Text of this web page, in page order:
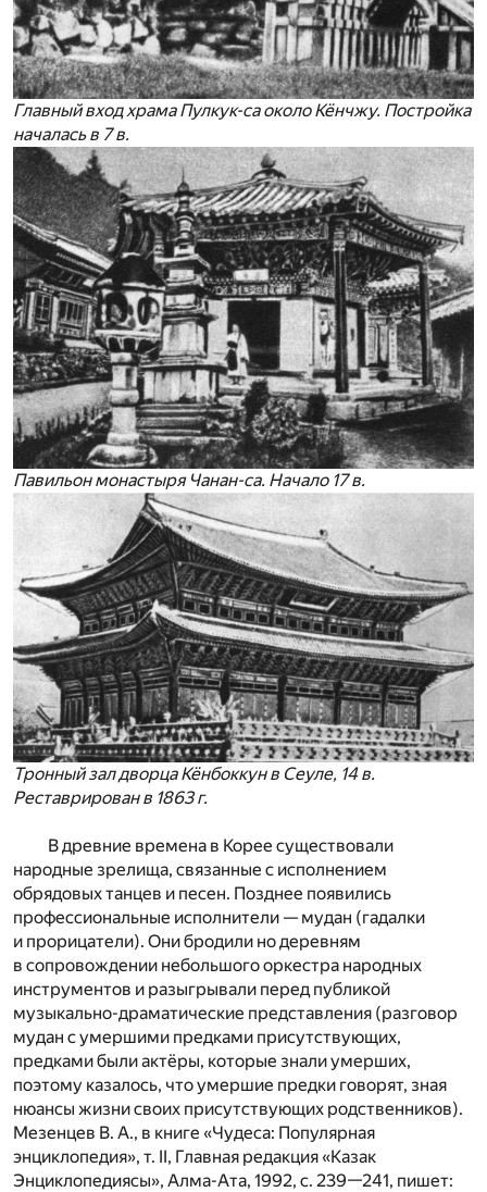
Главный вход храма Пулкук-са около Кёнчжу. Постройка
началась в 7 в.
Павильон монастыря Чанан-са. Начало 17 в.
Тронный зал дворца Кёнбоккун в Сеуле, 14 в.
Реставрирован в 1863 г.
В древние времена в Корее существовали
народные зрелища, связанные с ис­полнением
обрядовых танцев и песен. Позднее появились
профессиональные исполнители — мудан (гадалки
и прорицатели). Они бродили но де­ревням
в сопровождении небольшого оркестра народных
инструментов и разыгрывали перед пуб­ликой
музыкально-драматические представления (раз­говор
мудан с умершими предками присутствующих,
предками были актёры, которые знали умерших,
поэтому казалось, что умершие предки говорят, зная
нюансы жизни своих присутствующих родственников).
Мезенцев В. А., в книге «Чудеса: Популярная
энциклопедия», т. II, Главная редакция «Казак
Энциклопедиясы», Алма-Ата, 1992, с. 239—241, пишет: